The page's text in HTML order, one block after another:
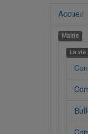
Accueil
Mairie
La